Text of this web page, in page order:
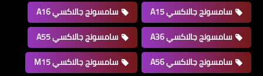
سامسونج جالاكسي A15
سامسونج جالاكسي A16
سامسونج جالاكسي A36
سامسونج جالاكسي A55
سامسونج جالاكسي A56
سامسونج جالاكسي M15